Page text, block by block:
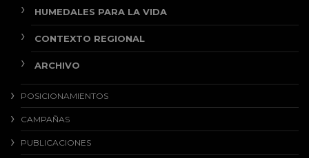
HUMEDALES PARA LA VIDA
CONTEXTO REGIONAL
ARCHIVO
POSICIONAMIENTOS
CAMPAÑAS
PUBLICACIONES